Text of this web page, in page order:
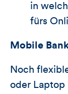
in
fürs
Mobile
Noch
oder Laptop